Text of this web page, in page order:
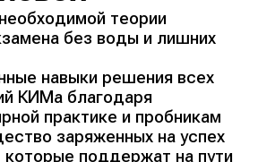
теории
без воды и лишних
навыки решения всех
КИМа благодаря
практике и пробникам
заряженных на успех
которые поддержат на пути